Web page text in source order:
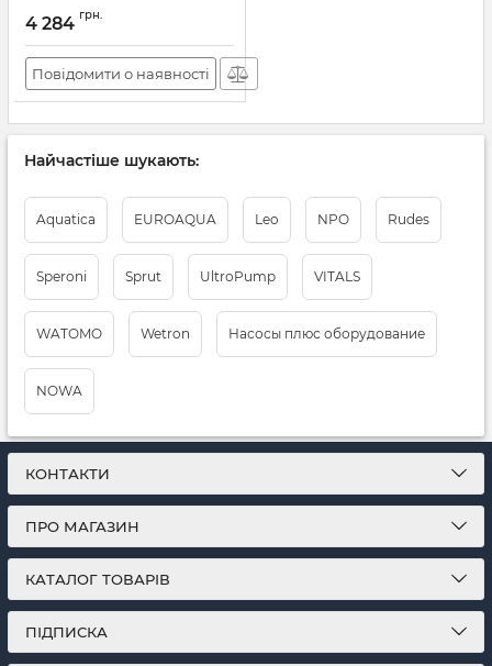
4 284 грн.
Повідомити о наявності
Найчастіше шукають:
Aquatica EUROAQUA Leo NPO Rudes
Speroni Sprut UltrоPump VITALS
WATOMO Wetron Насосы плюс оборудование
NOWA
КОНТАКТИ
ПРО МАГАЗИН
КАТАЛОГ ТОВАРІВ
ПІДПИСКА